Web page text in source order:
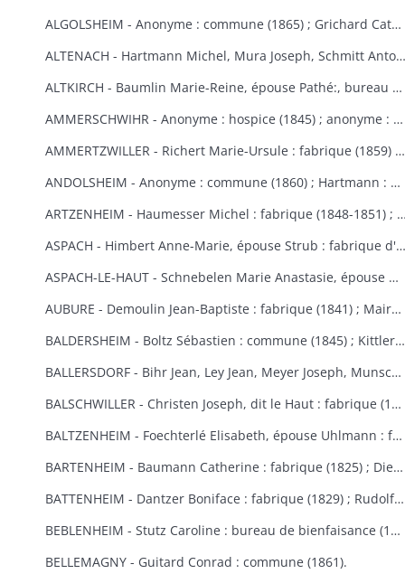
ALGOLSHEIM - Anonyme : commune (1865) ; Grichard Catherine : caisse des pauvres protestants d'Algolsheim et de Volgelsheim (1853).
ALTENACH - Hartmann Michel, Mura Joseph, Schmitt Antoine, Reinauer Joseph : fabrique (1821), Koegler Anne, épouse Fleury : fabrique (1817-1818).
ALTKIRCH - Baumlin Marie-Reine, épouse Pathé:, bureau de bienfaisance (1803) ; Baur Reine-Catherine, épouse Schneider : hospice, bureau de bienfaisance, fabrique (1841-1845) ; Bisel : hospice Saint-Morand (1849) ; Caisse d'Epargne (1) : hospice (1850-1855) ; Eberlin Joseph : hospice Saint-Morand (1844) ; Enderlin Antoine, de Durlinsdorf : hospice (1859) ; Erny : fabrique (1865) (voir aussi Thann) ; Friburger Anne-Marie, épouse Remus : hospice (1865) ; Fritsch Morand : hospice Saint-Morand (1857-1859) ; Garrosse François-Marie : bureau de bienfaisance (1802) ; Garozzi Antoine, Henner Thomas Valentin, Kiene Marie-Anne : fabrique (1813) ; Garozzi Rosalie, épouse Durthaller : hospice civil (1850) ; Gilardoni Joseph : hospice (1864) ; Haenner Xavier : fabrique (1843-1844) ; Hartmann Jean, Kiene Marie-Elisabeth : fabrique (1819) ; Hennige, curé, Reininger Elma : hospice (1855-1862) ; Hiltenbrand Marie-Salomé : hospice Saint-Morand (1854) ; Jourdain Xavier : hospice et pauvres (1854-1867) ; Kauffmann Antoine : fabrique (1814-1817) ; Koechlin André : pauvres (1854) ; Koechlin André, de Mulhouse : commune (1860) ; Loetscher : hospice Saint-Morand (1851) ; Mildner Antoine-François : hospice Saint-Morand (1831-1832) ; Mulhaupt Anne-Marie : hospice Saint-Morand (1844) ; Neef François-Joseph : fabrique (1809) ; Platel Louise : hospice et bureau de bienfaisance (1867) ; Reininger Emma-Joséphine : hospice Saint-Morand (1855) ; Reininger Marie-Françoise : bureau de bienfaisance et fabrique (1866-1868) ; Roemer Georges, curé : hospice Saint-Morand (1868-1869) ; Rudler Euphémie : hospice Saint-Morand (1869-1870) ; Sauthier : hospice Saint-Morand (1856-1857) ; Schirlin, curé de Bouxwiller : hospice Saint-Morand (1868) ; Stouff Jean-Pierre : hospice Saint-Morand (1832-1833) ; Zobel Morand : hospice Saint-Morand (1859).
AMMERSCHWIHR - Anonyme : hospice (1845) ; anonyme : hospice (1860) ; anonyme : hospice (1860) ; anonyme : hospice (1868) ; anonyme : hospice (1868) ; Bertrand Catherine, religieuse à Ensisheim : hospice (1833-1835) ; Bessler Anne-Marie, épouse Hartmann : hospice et fabrique (1848-1852) ; Bressler Elisabeth : fabrique (1840) ; Bressler Jean-Jacques, curé de Zimmerbach : hospice (1849) ; Custor François-Joseph, abbé : hospice (1822-1823) ; famille Demangeat, des Trois-Epis : hospice (1866) ; Gasser Barbe et François-Martin : hospice et fabrique (1842-1843) ; héritiers Gerber : hospice (1853-1855) ; Gerber Anne-Marie, épouse Muller : hospice (1870) ; Giroud Françoise, épouse Langlais : hospice et fabrique (1838-1845) ; Gottelman François-Joseph : chapelle des Trois-Epis (1824) ; Hartmann Martin : hospice (1851) ; Hildenfinck Joseph : hospice (1869) ; Kast Jean-Baptiste : fabrique (1865) ; Klein François-Joseph : hospice (1820-1821) ; Klein Marguerite, épouse Schielé : hospice, pauvres et fabrique (1844) ; Hamberger Françoise, épouse Bueb dit Dubois : fabrique (1846) ; Leimbach Sébastien : hospice (1835) ; Meg Sébastien : fabrique et pauvres (1828) ; Saltzmann Anne-Marie, épouse Heinrich : fabrique (1869-1870) ; Schielé Alexandre : hospice et pauvres (1828) ; Schwindenhammer Jacques : hospice (1852) ; Simonin : fabrique et pauvres (1832) ; Simonis Catherine, veuve Simonis, épouse Vejux : fabrique (1850) ; Thomann Marie-Ursule : pauvres et hospice (1838) ; Thomann Martin et Anne-Marie, son épouse : hospice (1858) ; Ulrich Catherine, épouse Kast le Vieux : hospice (1848-1852).
AMMERTZWILLER - Richert Marie-Ursule : fabrique (1859) ; Wolff Elisabeth, épouse Hinderer : pauvres d'Ammertzwiller et de Spechbach-le-Bas et fabrique d'Ammertzwiller (1854).
ANDOLSHEIM - Anonyme : commune (1860) ; Hartmann : bureau de bienfaisance (1858) ; Neubuck (de) Marie-Ursule, épouse de Mouge : fabrique (1851) ; Schuller Mathias, dit le Vieux ou le Settier : consistoire protestant (1814).
ARTZENHEIM - Haumesser Michel : fabrique (1848-1851) ; Mangold Louis Benjamin; fabrique (1857-1858).
ASPACH - Himbert Anne-Marie, épouse Strub : fabrique d'Aspach et de Heidwiller (1849).
ASPACH-LE-HAUT - Schnebelen Marie Anastasie, épouse Durwell, de Thann : enfants indigents (1867-1868).
AUBURE - Demoulin Jean-Baptiste : fabrique (1841) ; Maire Marie-Elisabeth : fabrique (1864-1865) ; Raffner Catherine : fabrique (1860) ; Stortz André : fabrique (1852-1853) ; Thiriet Jean Antoine : fabrique (1846-1847).
BALDERSHEIM - Boltz Sébastien : commune (1845) ; Kittler Marie-Anne et Françoise : fabrique (1825-1843).
BALLERSDORF - Bihr Jean, Ley Jean, Meyer Joseph, Munsch Jean : commune (1826) ; Fridolin Fortuné, Krafft Louis : fabrique (1826) ; Schwartz François-Joseph, Weist Agathe, épouse Schwartz : commune (1830) ; Walter Sébastien : fabrique (1841) ; Zinck Georges-Bernard : fabrique (1824).
BALSCHWILLER - Christen Joseph, dit le Haut : fabrique (1853).
BALTZENHEIM - Foechterlé Elisabeth, épouse Uhlmann : fabrique (1851) ; Klinger Jean : fabrique (1851).
BARTENHEIM - Baumann Catherine : fabrique (1825) ; Dietschi Anne-Marie, épouse Kirchherr : fabrique (1840) ; Epinay (d') Nicolas : commune (1824-1829) ; Erblang Joseph et Loll Ursule, épouse Erblang : fabrique (1840) ; Hassler Catherine : fabrique (1833) ; Hertzog Grégoire et Catherine : fabrique (1838) ; Kaiflin Anne-Marie, épouse Arnolt : fabrique (1825-1829) ; Kielwasser Marie-Anne : fabrique (1832) ; Koenig Antoine, Kaifflin Jacques : fabrique (1838) ; Koenig Ursule : fabrique (1829) ; Koenig Jean-Georges : fabrique (1832) ; Landauer Anne et Madeleine : fabrique (1833) ; Marquart Michel et Tschill Catherine, épouse Marquart : fabrique (1821) ; Schibeny Louis, Jacques et Jean : fabrique (1821) ; Schultz Jeanne, épouse Kanengieser : fabrique (1840) ; Studer Marie Ursule, épouse Wild : fabrique (1832) ; Walch Anne-Marie, épouse Lang : fabrique (1829).
BATTENHEIM - Dantzer Boniface : fabrique (1829) ; Rudolf : commune (1845).
BEBLENHEIM - Stutz Caroline : bureau de bienfaisance (1865-1866).
BELLEMAGNY - Guitard Conrad : commune (1861).